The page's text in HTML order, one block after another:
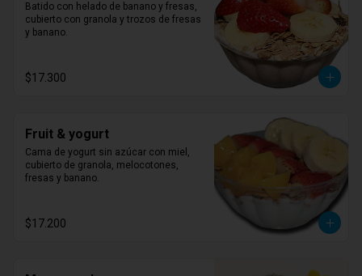
Batido con helado de banano y fresas,
cubierto con granola y trozos de fresas
y banano.
$17.300
Fruit & yogurt
Cama de yogurt sin azúcar con miel,
cubierto de granola, melocotones,
fresas y banano.
$17.200